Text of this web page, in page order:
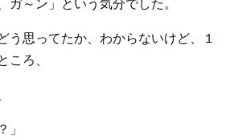
う思ってたか、わからないけど、１
ろ、
」